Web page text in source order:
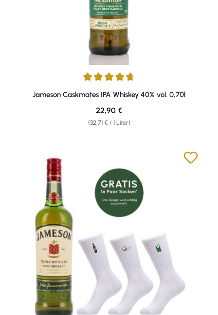
Durchschnittliche Bewertung von 4.71 von 5 Sternen
Jameson Caskmates IPA Whiskey 40% vol. 0,70l
(32,71 € / 1 Liter)
Regulärer Preis:
22,90 €